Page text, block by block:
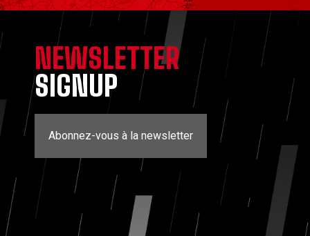
NEWSLETTER
SIGNUP
Abonnez-vous à la newsletter